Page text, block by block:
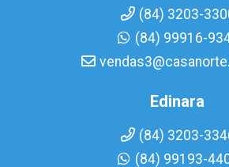
(84) 3203-
(84) 99916-
Edinara
(84) 3203-
(84) 99193-